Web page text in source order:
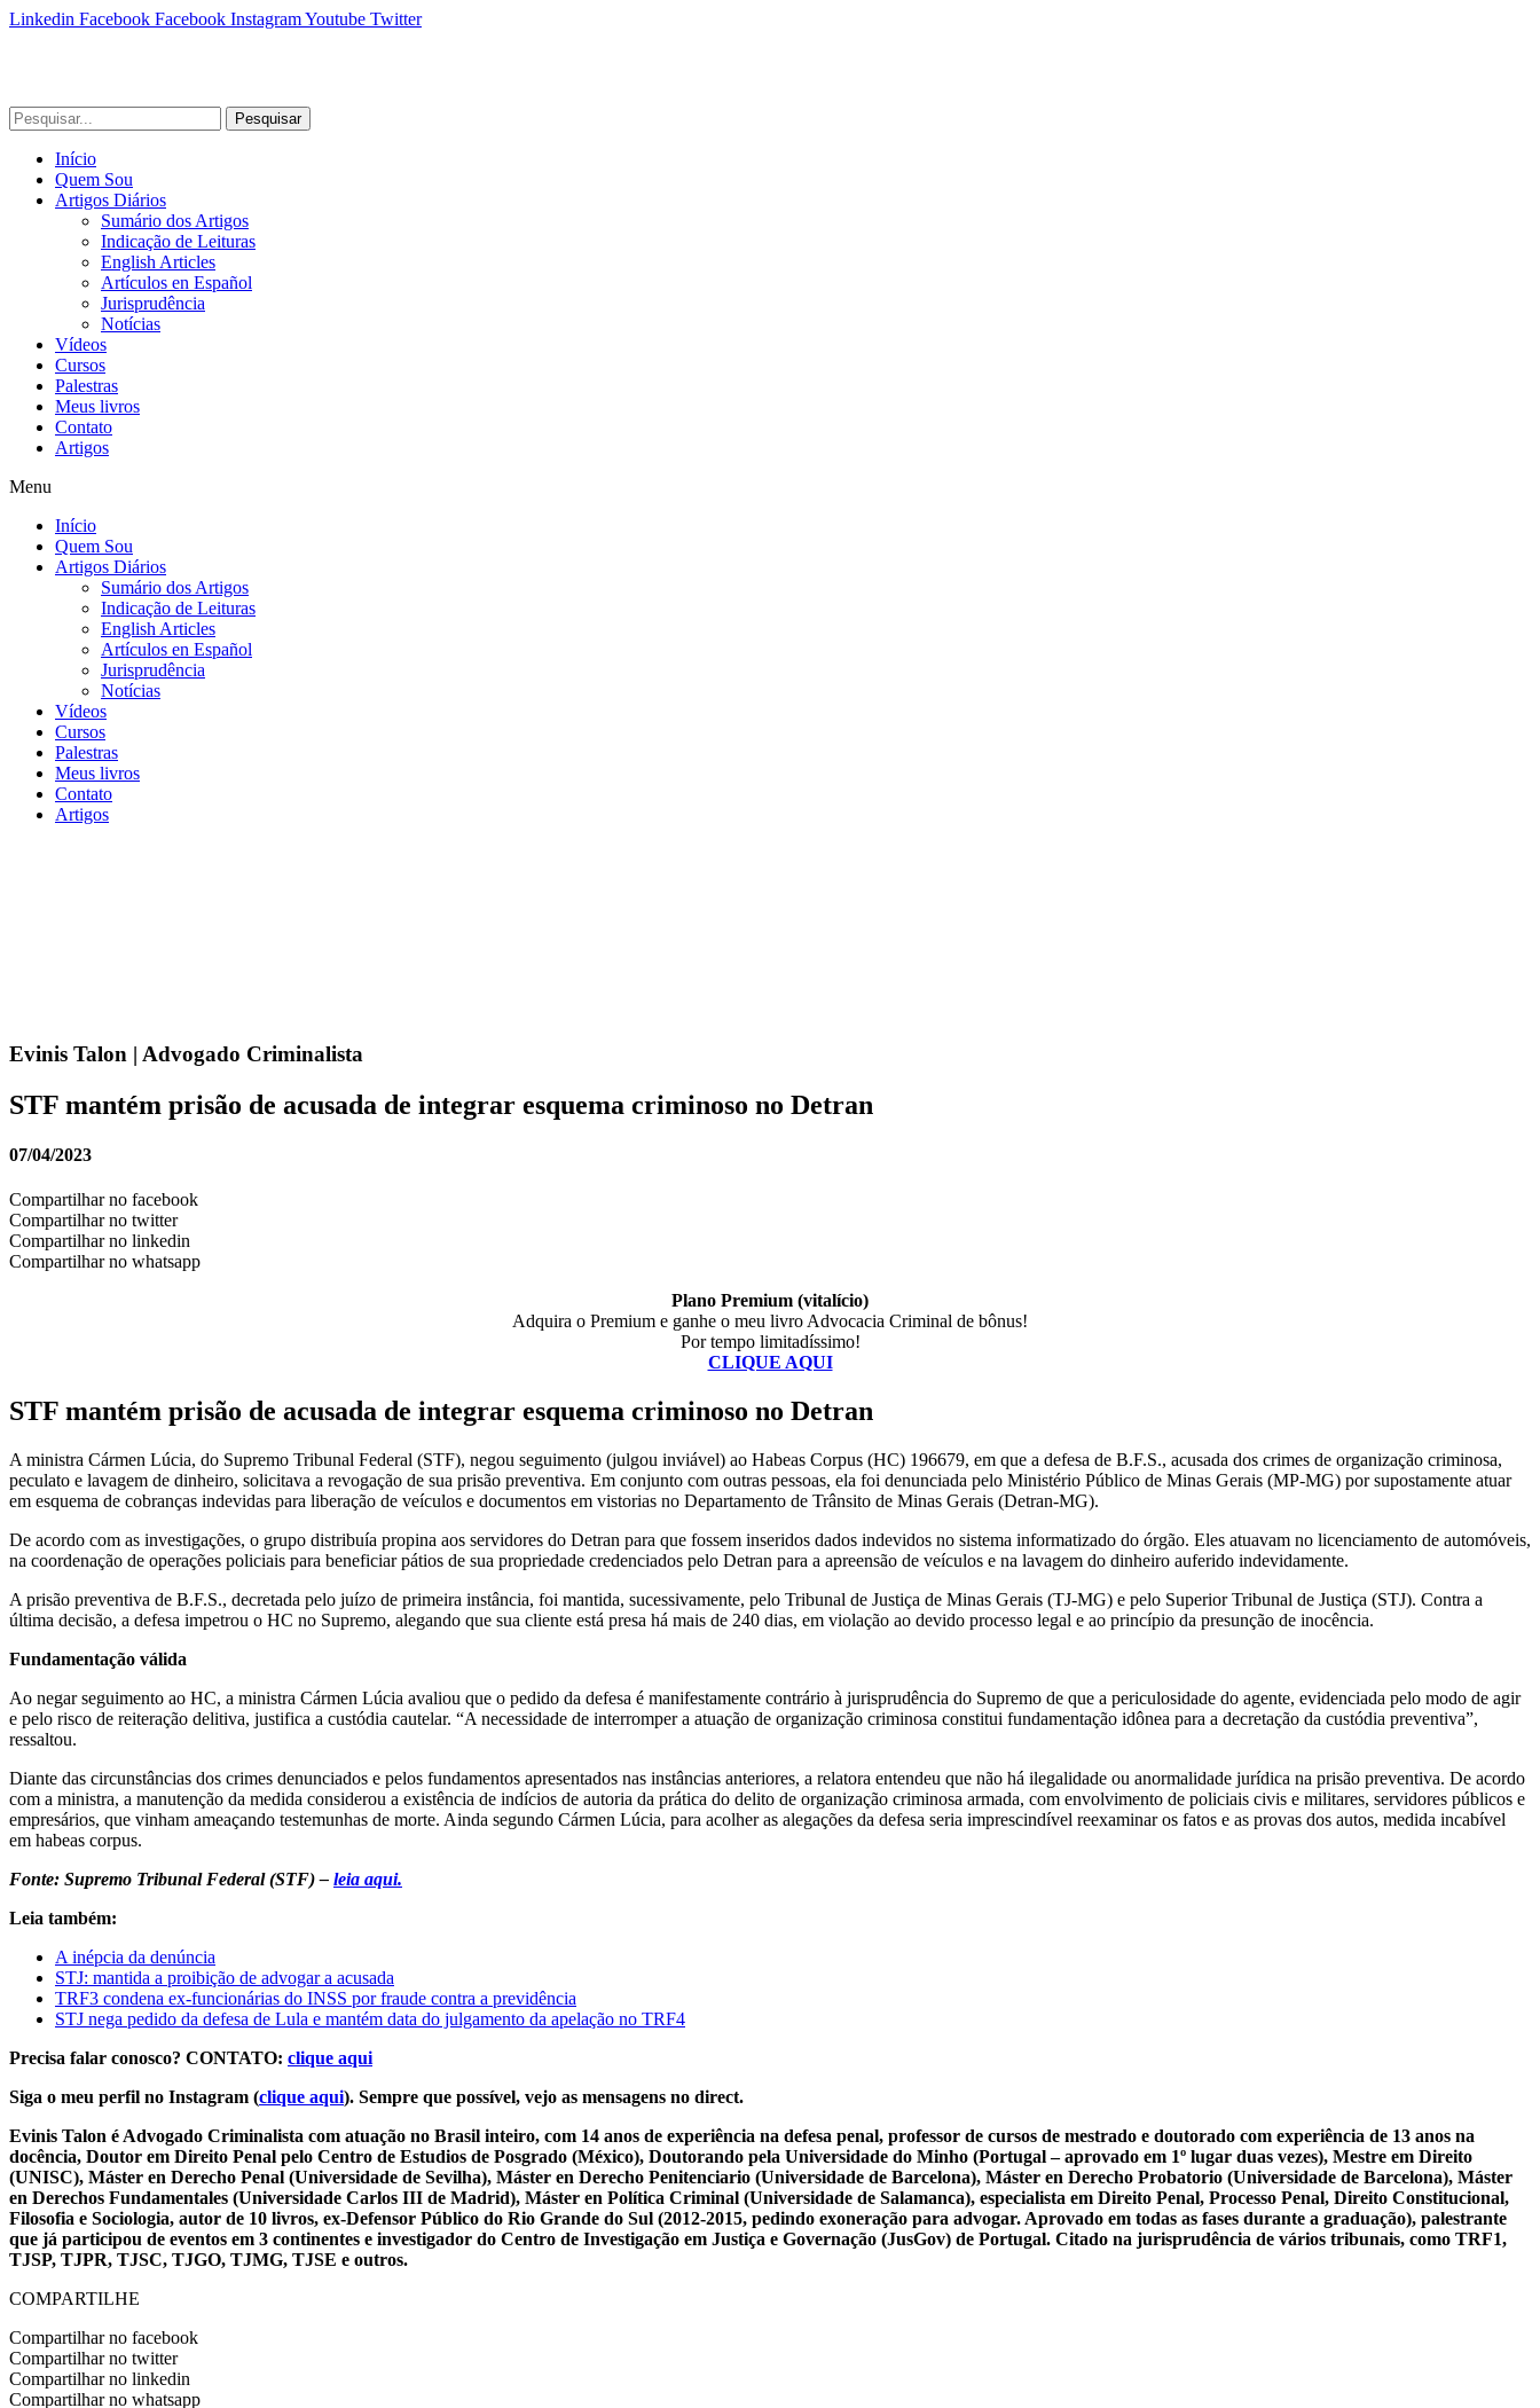
Linkedin Facebook Facebook InstagramYoutube Twitter
Pesquisar
Início
Quem Sou
Artigos Diários
Sumário dos Artigos
Indicação de Leituras
English Articles
Artículos en Español
Jurisprudência
Notícias
Vídeos
Cursos
Palestras
Meus livros
Contato
Artigos
Menu
Início
Quem Sou
Artigos Diários
Sumário dos Artigos
Indicação de Leituras
English Articles
Artículos en Español
Jurisprudência
Notícias
Vídeos
Cursos
Palestras
Meus livros
Contato
Artigos
Evinis Talon | Advogado Criminalista
STF mantém prisão de acusada de integrar esquema criminoso no Detran
07/04/2023
Compartilhar no facebook
Compartilhar no twitter
Compartilhar no linkedin
Compartilhar no whatsapp
Plano Premium (vitalício)
Adquira o Premium e ganhe o meu livro Advocacia Criminal de bônus!
Por tempo limitadíssimo!
CLIQUE AQUI
STF mantém prisão de acusada de integrar esquema criminoso no Detran
A ministra Cármen Lúcia, do Supremo Tribunal Federal (STF), negou seguimento (julgou inviável) ao Habeas Corpus (HC) 196679, em que a defesa de B.F.S., acusada dos crimes de organização criminosa,
peculato e lavagem de dinheiro, solicitava a revogação de sua prisão preventiva. Em conjunto com outras pessoas, ela foi denunciada pelo Ministério Público de Minas Gerais (MP-MG) por supostamente atuar
em esquema de cobranças indevidas para liberação de veículos e documentos em vistorias no Departamento de Trânsito de Minas Gerais (Detran-MG).
De acordo com as investigações, o grupo distribuía propina aos servidores do Detran para que fossem inseridos dados indevidos no sistema informatizado do órgão. Eles atuavam no licenciamento de automóveis,
na coordenação de operações policiais para beneficiar pátios de sua propriedade credenciados pelo Detran para a apreensão de veículos e na lavagem do dinheiro auferido indevidamente.
A prisão preventiva de B.F.S., decretada pelo juízo de primeira instância, foi mantida, sucessivamente, pelo Tribunal de Justiça de Minas Gerais (TJ-MG) e pelo Superior Tribunal de Justiça (STJ). Contra a
última decisão, a defesa impetrou o HC no Supremo, alegando que sua cliente está presa há mais de 240 dias, em violação ao devido processo legal e ao princípio da presunção de inocência.
Fundamentação válida
Ao negar seguimento ao HC, a ministra Cármen Lúcia avaliou que o pedido da defesa é manifestamente contrário à jurisprudência do Supremo de que a periculosidade do agente, evidenciada pelo modo de agir
e pelo risco de reiteração delitiva, justifica a custódia cautelar. “A necessidade de interromper a atuação de organização criminosa constitui fundamentação idônea para a decretação da custódia preventiva”,
ressaltou.
Diante das circunstâncias dos crimes denunciados e pelos fundamentos apresentados nas instâncias anteriores, a relatora entendeu que não há ilegalidade ou anormalidade jurídica na prisão preventiva. De acordo
com a ministra, a manutenção da medida considerou a existência de indícios de autoria da prática do delito de organização criminosa armada, com envolvimento de policiais civis e militares, servidores públicos e
empresários, que vinham ameaçando testemunhas de morte. Ainda segundo Cármen Lúcia, para acolher as alegações da defesa seria imprescindível reexaminar os fatos e as provas dos autos, medida incabível
em habeas corpus.
Fonte: Supremo Tribunal Federal (STF) – leia aqui.
Leia também:
A inépcia da denúncia
STJ: mantida a proibição de advogar a acusada
TRF3 condena ex-funcionárias do INSS por fraude contra a previdência
STJ nega pedido da defesa de Lula e mantém data do julgamento da apelação no TRF4
Precisa falar conosco? CONTATO: clique aqui
Siga o meu perfil no Instagram (clique aqui). Sempre que possível, vejo as mensagens no direct.
Evinis Talon é Advogado Criminalista com atuação no Brasil inteiro, com 14 anos de experiência na defesa penal, professor de cursos de mestrado e doutorado com experiência de 13 anos na
docência, Doutor em Direito Penal pelo Centro de Estudios de Posgrado (México), Doutorando pela Universidade do Minho (Portugal – aprovado em 1º lugar duas vezes), Mestre em Direito
(UNISC), Máster en Derecho Penal (Universidade de Sevilha), Máster en Derecho Penitenciario (Universidade de Barcelona), Máster en Derecho Probatorio (Universidade de Barcelona), Máster
en Derechos Fundamentales (Universidade Carlos III de Madrid), Máster en Política Criminal (Universidade de Salamanca), especialista em Direito Penal, Processo Penal, Direito Constitucional,
Filosofia e Sociologia, autor de 10 livros, ex-Defensor Público do Rio Grande do Sul (2012-2015, pedindo exoneração para advogar. Aprovado em todas as fases durante a graduação), palestrante
que já participou de eventos em 3 continentes e investigador do Centro de Investigação em Justiça e Governação (JusGov) de Portugal. Citado na jurisprudência de vários tribunais, como TRF1,
TJSP, TJPR, TJSC, TJGO, TJMG, TJSE e outros.
COMPARTILHE
Compartilhar no facebook
Compartilhar no twitter
Compartilhar no linkedin
Compartilhar no whatsapp